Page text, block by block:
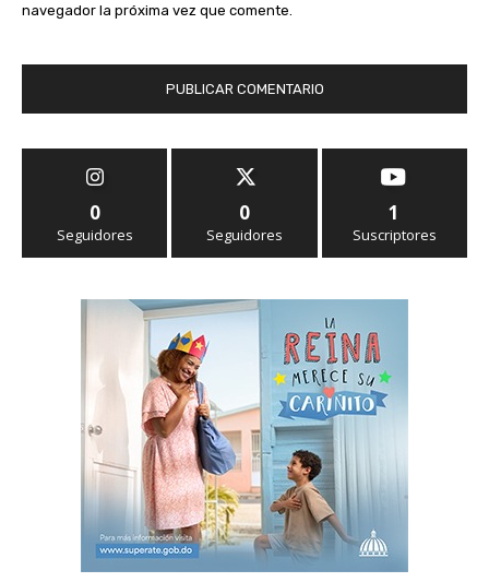
navegador la próxima vez que comente.
0
Seguidores
0
Seguidores
1
Suscriptores